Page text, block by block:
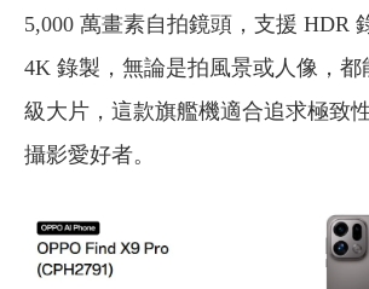
5,000 萬畫素自拍鏡頭，支援 HDR
4K 錄製，無論是拍風景或人像，都
級大片，這款旗艦機適合追求極致
攝影愛好者。